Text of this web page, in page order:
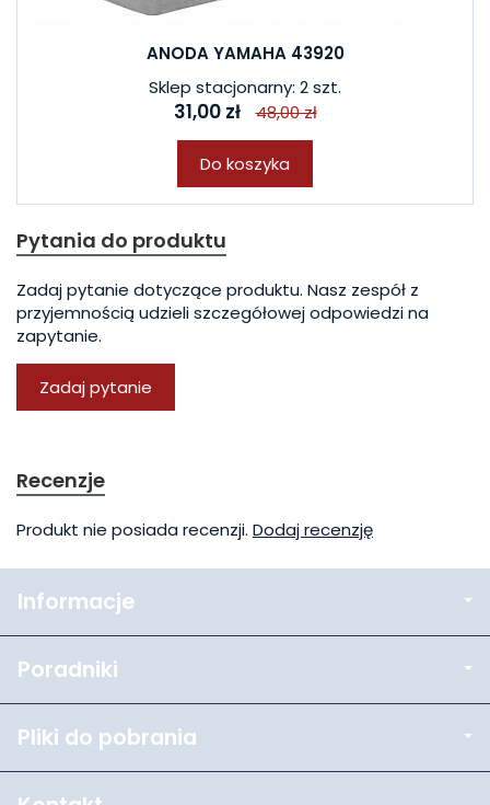
ANODA YAMAHA 43920
Sklep stacjonarny: 2 szt.
31,00 zł 48,00 zł
Do koszyka
Pytania do produktu
Zadaj pytanie dotyczące produktu. Nasz zespół z
przyjemnością udzieli szczegółowej odpowiedzi na
zapytanie.
Zadaj pytanie
Recenzje
Produkt nie posiada recenzji. Dodaj recenzję
Informacje
Poradniki
Pliki do pobrania